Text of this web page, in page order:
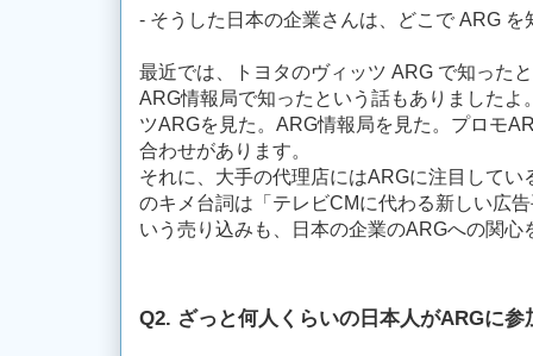
- そうした日本の企業さんは、どこで ARG を
最近では、トヨタのヴィッツ ARG で知った
ARG情報局で知ったという話もありましたよ
ツARGを見た。ARG情報局を見た。プロモ
合わせがあります。
それに、大手の代理店にはARGに注目してい
のキメ台詞は「テレビCMに代わる新しい広
いう売り込みも、日本の企業のARGへの関心
Q2. ざっと何人くらいの日本人がARGに参